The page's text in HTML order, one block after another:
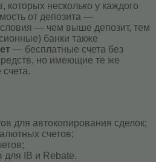
которых несколько у каждого
от депозита —
— чем выше депозит, тем
банки также
— бесплатные счета без
но имеющие те же
для автокопирования сделок;
счетов;
для IB и Rebate.